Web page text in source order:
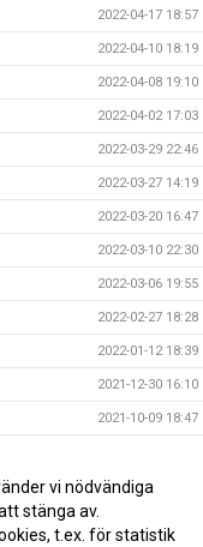
2022-04-17 18:57
2022-04-10 18:19
2022-04-08 19:10
2022-04-02 17:03
2022-03-29 22:46
2022-03-27 14:19
2022-03-20 16:47
2022-03-10 22:30
2022-03-06 19:55
2022-02-27 18:28
2022-01-12 18:39
2021-12-30 16:10
2021-10-09 18:47
2021-09-15 12:23
2021-08-30 11:54
vi nödvändiga
stänga av.
t.ex. för statistik